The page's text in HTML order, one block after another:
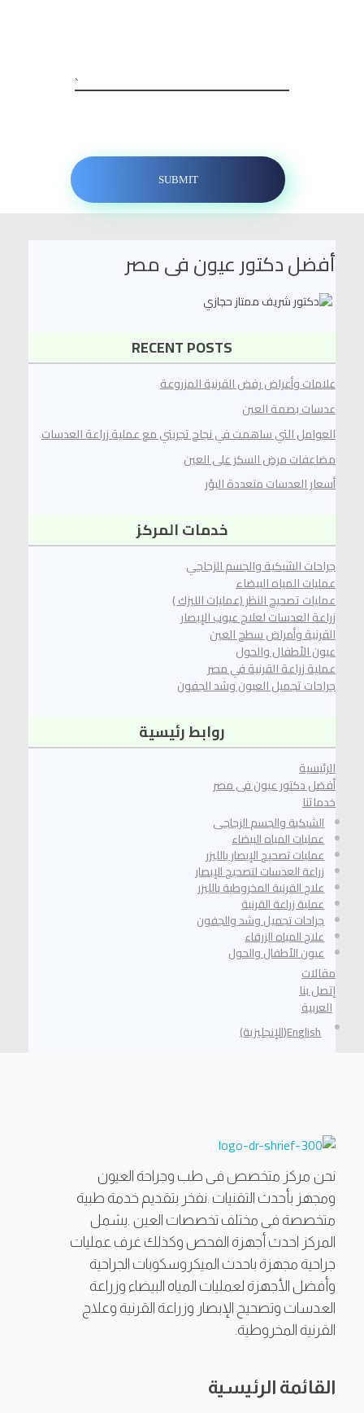
أفضل دكتور عيون فى مصر
RECENT POSTS
علامات وأعراض رفض القرنية المزروعة
عدسات بصمة العين
العوامل التي ساهمت في نجاح ‏تجربتي مع عملية زراعة العدسات
مضاعفات مرض السكر على العين
أسعار العدسات متعددة البؤر
خدمات المركز
جراحات الشبكية والجسم الزجاجي
عمليات المياه البيضاء
عمليات تصحيح النظر (عمليات الليزك )
زراعة العدسات لعلاج عيوب الإبصار
القرنية وأمراض سطح العين
عيون الأطفال والحول
عملية زراعة القرنية في مصر
جراحات تجميل العيون وشد الجفون
روابط رئيسية
الرئيسية
أفضل دكتور عيون فى مصر
خدماتنا
الشبكية والجسم الزجاجى
عمليات المياه البيضاء
عمليات تصحيح الإبصار بالليزر
زراعة العدسات لتصحيح الإبصار
علاج القرنية المخروطية بالليزر
عملية زراعة القرنية
جراحات تجميل وشد والجفون
علاج المياه الزرقاء
عيون الأطفال والحول
مقالات
إتصل بنا
العربية
English
(الإنجليزية)
نحن مركز متخصص فى طب وجراحة العيون
ومجهز بأحدث التقنيات .نفخر بتقديم خدمة طبية
متخصصة فى مختلف تخصصات العين .يشمل
المركز احدث أجهزة الفحص وكذلك غرف عمليات
جراحية مجهزة باحدث الميكروسكوبات الجراحية
وأفضل الأجهزة لعمليات المياه البيضاء وزراعة
العدسات وتصحيح الإبصار وزراعة القرنية وعلاج
القرنية المخروطية.
القائمة الرئيسية